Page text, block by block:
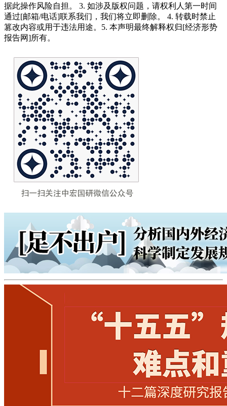
据此操作风险自担。 3. 如涉及版权问题，请权利人第一时间
通过[邮箱/电话]联系我们，我们将立即删除。 4. 转载时禁止
篡改内容或用于违法用途。5. 本声明最终解释权归[经济形势
报告网]所有。